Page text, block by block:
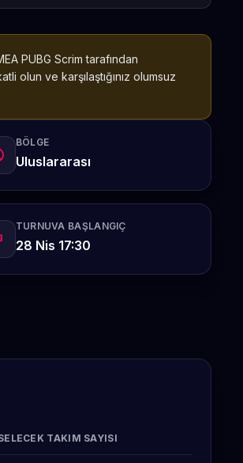
PUBG Scrim tarafından
olun ve karşılaştığınız olumsuz
BÖLGE
Uluslararası
TURNUVA BAŞLANGIÇ
28 Nis 17:30
TAKIM SAYISI